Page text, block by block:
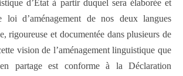
d’État à partir duquel sera élaborée et
loi d’aménagement de nos deux langues
rigoureuse et documentée dans plusieurs de
vision de l’aménagement linguistique que
partage est conforme à la Déclaration